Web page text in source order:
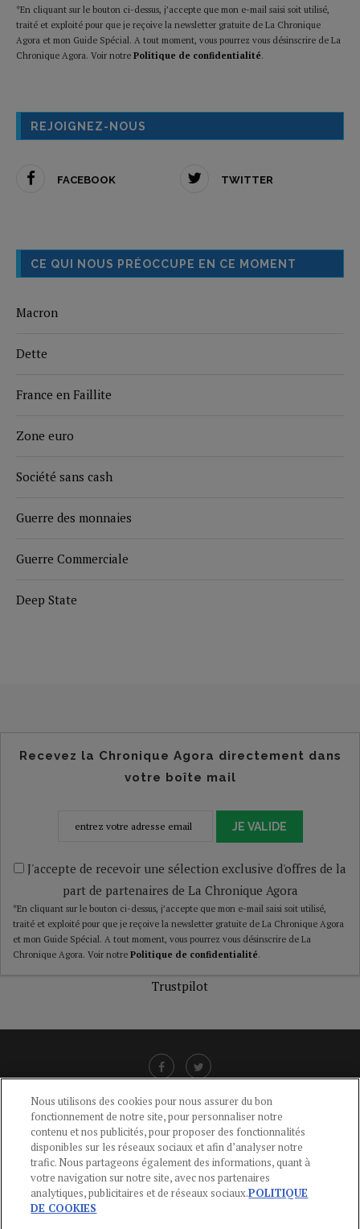
*En cliquant sur le bouton ci-dessus, j’accepte que mon e-mail saisi soit utilisé,
traité et exploité pour que je reçoive la newsletter gratuite de La Chronique
Agora et mon Guide Spécial. A tout moment, vous pourrez vous désinscrire de La
Chronique Agora. Voir notre Politique de confidentialité.
REJOIGNEZ-NOUS
FACEBOOK TWITTER
CE QUI NOUS PRÉOCCUPE EN CE MOMENT
Macron
Dette
France en Faillite
Zone euro
Société sans cash
Guerre des monnaies
Guerre Commerciale
Deep State
Recevez la Chronique Agora directement dans
votre boîte mail
JE VALIDE
J'accepte de recevoir une sélection exclusive d'offres de la
part de partenaires de La Chronique Agora
*En cliquant sur le bouton ci-dessus, j’accepte que mon e-mail saisi soit utilisé,
traité et exploité pour que je reçoive la newsletter gratuite de La Chronique Agora
et mon Guide Spécial. A tout moment, vous pourrez vous désinscrire de La
Chronique Agora. Voir notre Politique de confidentialité.
Trustpilot
LIENS UTILES
CGU-POLITIQUE DE CONFIDENTIALITÉ -POLITIQUE DES COOKIES
MENTIONS LÉGALES -AIDE
CONTACT
Nous utilisons des cookies pour nous assurer du bon
fonctionnement de notre site, pour personnaliser notre
contenu et nos publicités, pour proposer des fonctionnalités
disponibles sur les réseaux sociaux et afin d’analyser notre
trafic. Nous partageons également des informations, quant à
votre navigation sur notre site, avec nos partenaires
analytiques, publicitaires et de réseaux sociaux.POLITIQUE
DE COOKIES